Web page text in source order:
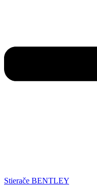
Stierače BENTLEY